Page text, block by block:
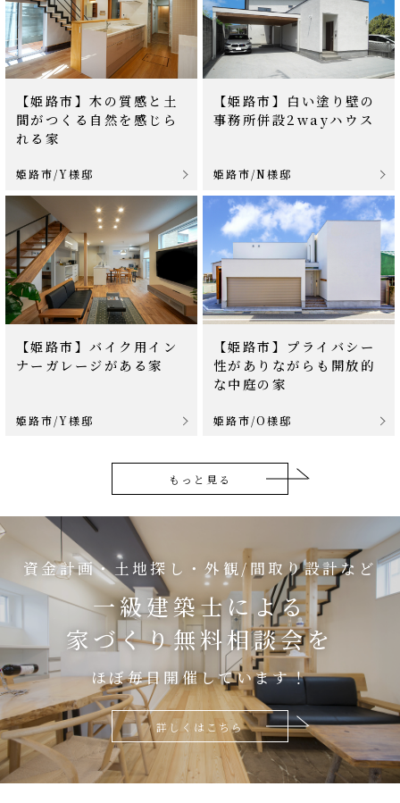
【姫路市】木の質感と土
間がつくる自然を感じら
れる家
姫路市/Y様邸
【姫路市】白い塗り壁の
事務所併設2wayハウス
姫路市/N様邸
【姫路市】バイク用イン
ナーガレージがある家
姫路市/Y様邸
【姫路市】プライバシー
性がありながらも開放的
な中庭の家
姫路市/O様邸
もっと見る
資金計画・土地探し・外観/間取り設計など
一級建築士による
家づくり無料相談会を
ほぼ毎日開催しています！
詳しくはこちら